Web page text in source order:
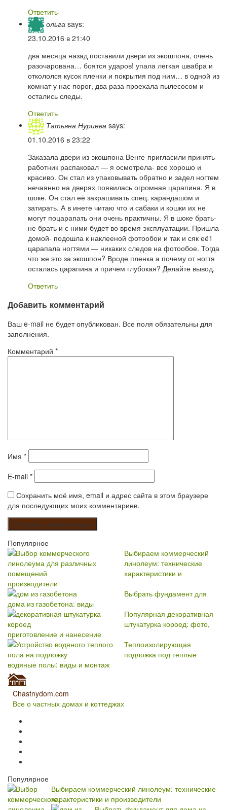
Ответить
ольга says:
23.10.2016 в 21:40
два месяца назад поставили двери из экошпона, очень
разочарована… боятся ударов! упала легкая швабра и
откололся кусок пленки и покрытия под ним… в одной из
комнат у нас порог, два раза проехала пылесосом и
остались следы.
Ответить
Татьяна Нуриева says:
01.10.2016 в 23:22
Заказала двери из экошпона Венге-пригласили принять-
работник распаковал — я осмотрела- все хорошо и
красиво. Он стал из упаковывать обратно и задел ногтем
нечаянно на дверях появилась огромная царапина. Я в
шоке. Он стал её закрашивать спец. карандашом и
затирать. А в инете читаю что и сабаки и кошки их не
могут поцарапать они очень практичны. Я в шоке брать-
не брать и с ними будет во время эксплуатации. Пришла
домой- подошла к наклееной фотообои и так и сяк её1
царапала ногтями — никаких следов на фотообое. Тогда
что же это за экошпон? Вроде пленка а почему от ногтя
осталась царапина и причем глубокая? Делайте вывод.
Ответить
Добавить комментарий
Ваш e-mail не будет опубликован. Все поля обязательны для
заполнения.
Комментарий *
Имя *
E-mail *
Сохранить моё имя, email и адрес сайта в этом браузере
для последующих моих комментариев.
Популярное
Выбираем коммерческий
линолеум: технические
характеристики и
производители
Выбрать фундамент для
дома из газобетона: виды
Популярная декоративная
штукатурка короед: фото,
приготовление и нанесение
Теплоизолирующая
подложка под теплые
водяные полы: виды и монтаж
Chastnydom.com
Все о частных домах и коттеджах
Популярное
Выбираем коммерческий линолеум: технические
характеристики и производители